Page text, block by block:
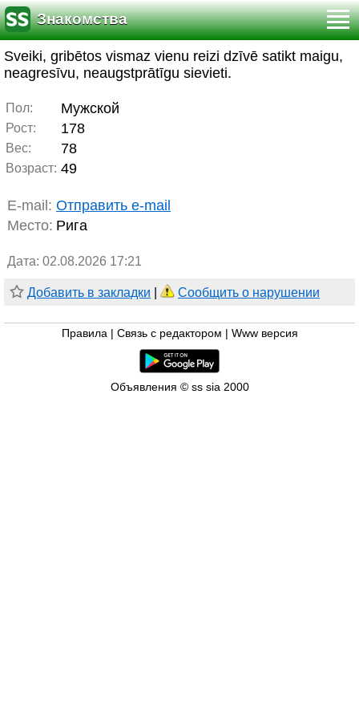
Знакомства
Sveiki, gribētos vismaz vienu reizi dzīvē satikt maigu,
neagresīvu, neaugstprātīgu sievieti.
Пол: Мужской
Рост: 178
Вес: 78
Возраст: 49
E-mail: Отправить e-mail
Место: Рига
Дата: 02.08.2026 17:21
Добавить в закладки Сообщить о нарушении
Правила Связь с редактором Www версия
Объявления © ss sia 2000